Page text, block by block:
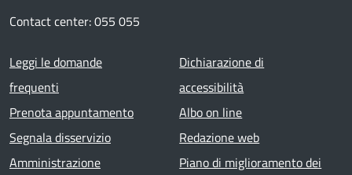
Contact center: 055 055
Footer menu
Leggi le domande
frequenti
Prenota appuntamento
Segnala disservizio
Amministrazione
Dichiarazione di
accessibilità
Albo on line
Redazione web
Piano di miglioramento dei